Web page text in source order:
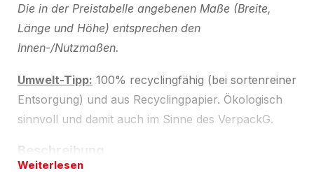
Die in der Preistabelle angebenen Maße (Breite,
Länge und Höhe) entsprechen den
Innen-/Nutzmaßen.
Umwelt-Tipp: 100% recyclingfähig (bei sortenreiner
Entsorgung) und aus Recyclingpapier. Ökologisch
sinnvoll und damit auch im Sinne des VerpackG.
Beschreibung
Weiterlesen